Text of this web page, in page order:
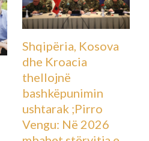
Shqipëria, Kosova
dhe Kroacia
thellojnë
bashkëpunimin
ushtarak ;Pirro
Vengu: Në 2026